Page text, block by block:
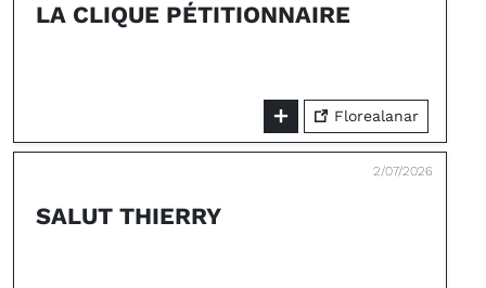
LA CLIQUE PÉTITIONNAIRE
Florealanar
2/07/2026
SALUT THIERRY